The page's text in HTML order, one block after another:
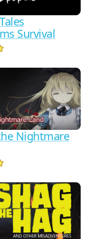
Survival
Nightmare